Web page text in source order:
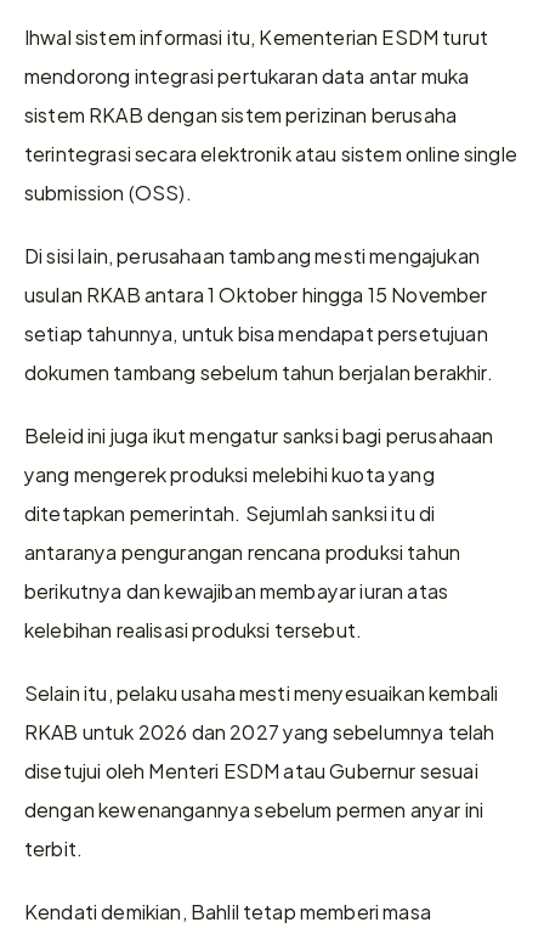
Ihwal sistem informasi itu, Kementerian ESDM turut
mendorong integrasi pertukaran data antar muka
sistem RKAB dengan sistem perizinan berusaha
terintegrasi secara elektronik atau sistem online single
submission (OSS).
Di sisi lain, perusahaan tambang mesti mengajukan
usulan RKAB antara 1 Oktober hingga 15 November
setiap tahunnya, untuk bisa mendapat persetujuan
dokumen tambang sebelum tahun berjalan berakhir.
Beleid ini juga ikut mengatur sanksi bagi perusahaan
yang mengerek produksi melebihi kuota yang
ditetapkan pemerintah. Sejumlah sanksi itu di
antaranya pengurangan rencana produksi tahun
berikutnya dan kewajiban membayar iuran atas
kelebihan realisasi produksi tersebut.
Selain itu, pelaku usaha mesti menyesuaikan kembali
RKAB untuk 2026 dan 2027 yang sebelumnya telah
disetujui oleh Menteri ESDM atau Gubernur sesuai
dengan kewenangannya sebelum permen anyar ini
terbit.
Kendati demikian, Bahlil tetap memberi masa